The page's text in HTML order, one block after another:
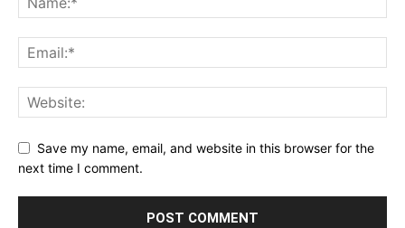
Save my name, email, and website in this browser for the
next time I comment.